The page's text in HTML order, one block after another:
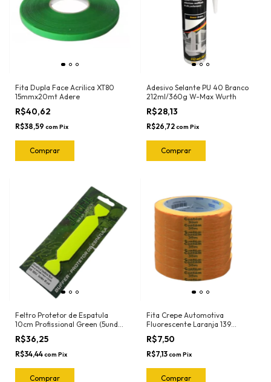
Fita Dupla Face Acrilica XT80
15mmx20mt Adere
R$40,62
R$38,59 com Pix
Adesivo Selante PU 40 Branco
212ml/360g W-Max Wurth
R$28,13
R$26,72com Pix
Feltro Protetor de Espatula
10cm Profissional Green (5und)
1020.G Joker
R$36,25
R$34,44com Pix
Fita Crepe Automotiva
Fluorescente Laranja 139
18mmX30mt Nastro
R$7,50
R$7,13com Pix